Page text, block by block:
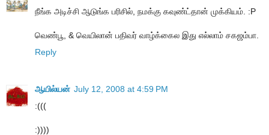
நீங்க அடிச்சி ஆடுங்க பரிசில், நமக்கு கவுண்ட்தான் முக்கியம். :P
வெண்பூ, & வெயிலான் பதிவர் வாழ்க்கைல இது எல்லாம் சகஜம்பா.
Reply
ஆயில்யன் July 12, 2008 at 4:59 PM
:(((
:))))